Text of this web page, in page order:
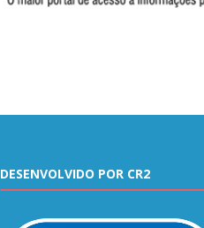
DESENVOLVIDO POR CR2